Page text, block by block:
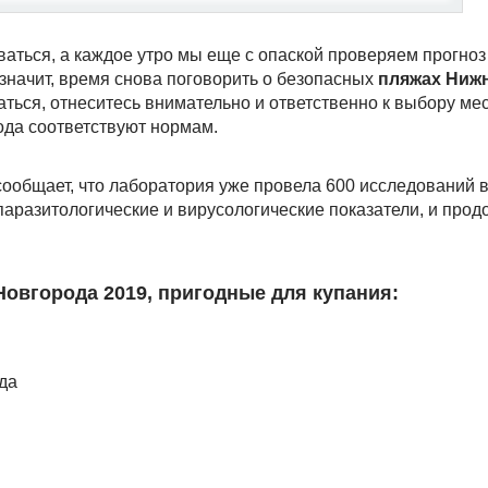
а каждое утро мы еще с опаской проверяем
время снова поговорить о безопасных пляжах
отнеситесь внимательно и ответственно к выбору
соответствуют нормам.
что лаборатория уже провела 600 исследований
и вирусологические показатели, и
2019, пригодные для купания: